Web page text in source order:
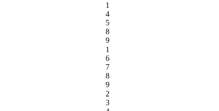
1
4
5
8
9
1
6
7
8
9
2
3